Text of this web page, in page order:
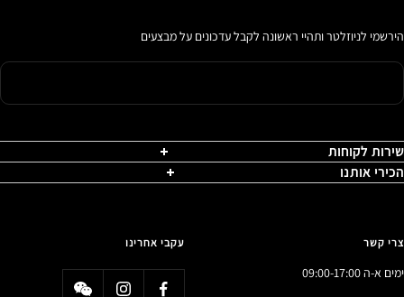
הירשמי לניוזלטר ותהיי ראשונה לקבל עדכונים על מבצעים
שירות לקוחות
הכירי אותנו
צרי קשר
ימים א-ה 09:00-17:00
עקבי אחרינו